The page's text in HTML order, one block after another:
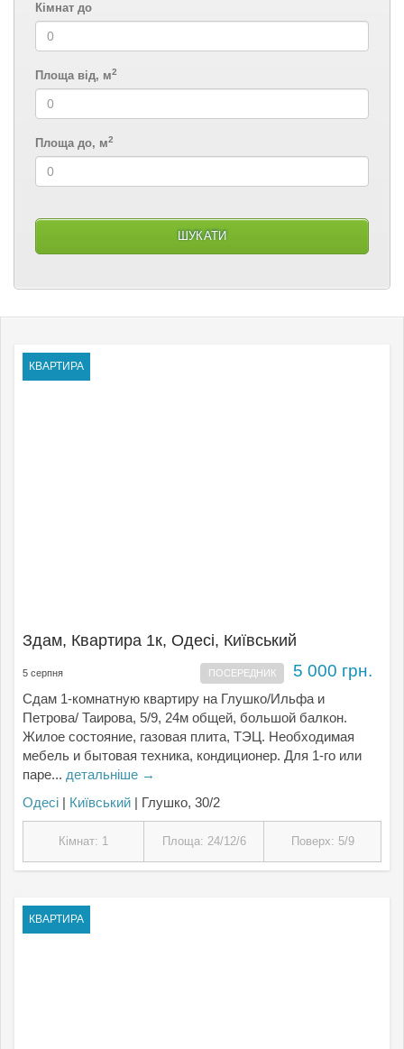
Кімнат до
Площа від, м2
Площа до, м2
КВАРТИРА
Здам, Квартира 1к, Одесі, Київський
5 серпня ПОСЕРЕДНИК 5 000 грн.
Сдам 1-комнатную квартиру на Глушко/Ильфа и
Петрова/ Таирова, 5/9, 24м общей, большой балкон.
Жилое состояние, газовая плита, ТЭЦ. Необходимая
мебель и бытовая техника, кондиционер. Для 1-го или
паре... детальніше →
Одесі | Київський | Глушко, 30/2
Кімнат: 1 Площа: 24/12/6 Поверх: 5/9
КВАРТИРА